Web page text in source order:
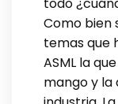
Como bien
temas que
ASML la
mango y la